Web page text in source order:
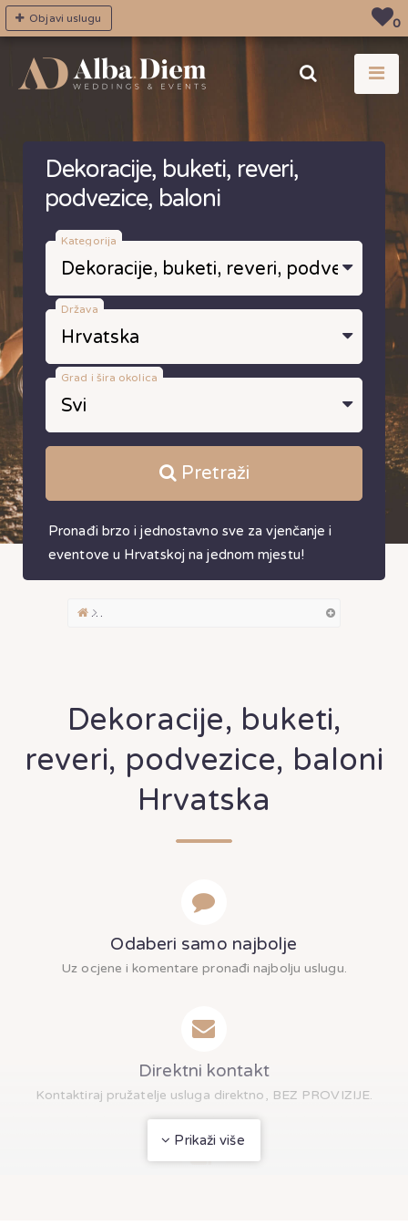
Objavi uslugu 0
Dekoracije, buketi, reveri,
podvezice, baloni
Kategorija
Država
Grad i šira okolica
Pretraži
Pronađi brzo i jednostavno sve za vjenčanje i
eventove u Hrvatskoj na jednom mjestu!
Dekoracije, buketi, reveri, podvezice, baloni
Dekoracije, buketi,
reveri, podvezice, baloni
Hrvatska
Odaberi samo najbolje
Uz ocjene i komentare pronađi najbolju uslugu.
Direktni kontakt
Kontaktiraj pružatelje usluga direktno, BEZ PROVIZIJE.
Prikaži više